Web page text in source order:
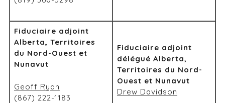
Fiduciaire adjoint
Alberta, Territoires
du Nord-Ouest et
Nunavut
Geoff Ryan
(867) 222-1183
Fiduciaire adjoint
délégué Alberta,
Territoires du Nord-
Ouest et Nunavut
Drew Davidson